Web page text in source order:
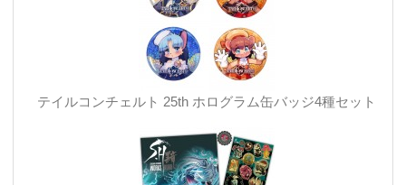
テイルコンチェルト 25th ホログラム缶バッジ4種セット